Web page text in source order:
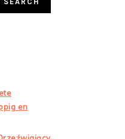
en